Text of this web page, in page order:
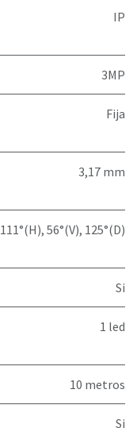
IP
3MP
Fija
3,17 mm
111°(H), 56°(V), 125°(D)
Si
1 led
10 metros
Si